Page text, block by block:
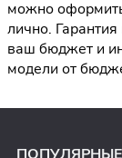
можно
лично.
ваш бюджет и
модели от